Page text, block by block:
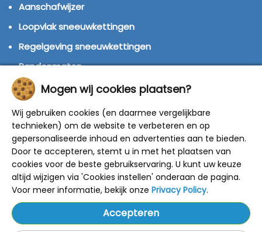
Aanschafwijzer
Loopvlak sneeuwkettingen
Regelgeving sneeuwkettingen
Bandenmaten
Montage handleidingen
Winterbanden
© 2014 - 2025 Sneeuwkettingen4u - Alle rechten
voorbehouden
De getoonde adviesprijzen zijn door de fabrikant
bepaald.
Alle prijzen zijn inclusief BTW en verzendkosten.
Mogen wij cookies plaatsen?
Wij gebruiken cookies (en daarmee vergelijkbare
technieken) om de website te verbeteren en op
gepersonaliseerde inhoud en advertenties aan te bieden.
Door te accepteren, stemt u in met het plaatsen van
cookies voor de beste gebruikservaring. U kunt uw keuze
altijd wijzigen via 'Cookies instellen' onderaan de pagina.
Voor meer informatie, bekijk onze Privacy Policy.
Accepteren